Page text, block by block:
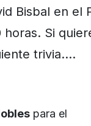
Bisbal en el
Si
trivia….
para el